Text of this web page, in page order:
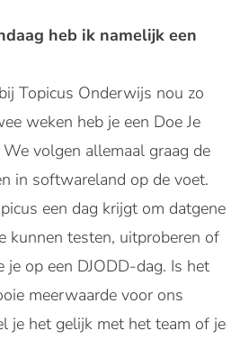
heb ik namelijk een
Topicus Onderwijs nou zo
weken heb je een Doe Je
volgen allemaal graag de
in softwareland op de voet.
een dag krijgt om datgene
kunnen testen, uitproberen of
je op een DJODD-dag. Is het
meerwaarde voor ons
je het gelijk met het team of je